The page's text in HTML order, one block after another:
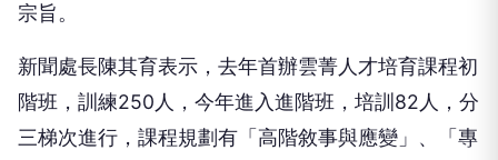
宗旨。
新聞處長陳其育表示，去年首辦雲菁人才培育課程初
階班，訓練250人，今年進入進階班，培訓82人，分
三梯次進行，課程規劃有「高階敘事與應變」、「專